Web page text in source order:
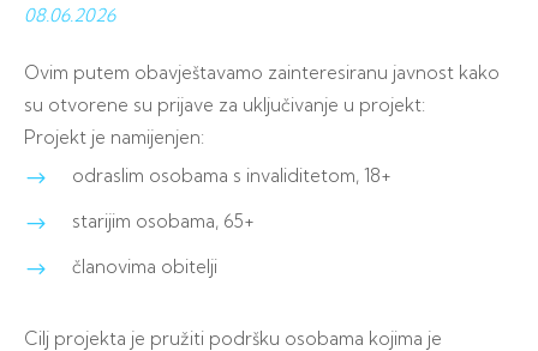
08.06.2026
Ovim putem obavještavamo zainteresiranu javnost kako
su otvorene su prijave za uključivanje u projekt:
Projekt je namijenjen:
odraslim osobama s invaliditetom, 18+
starijim osobama, 65+
članovima obitelji
Cilj projekta je pružiti podršku osobama kojima je